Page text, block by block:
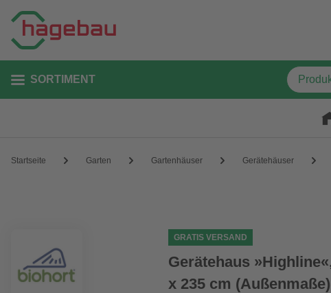
SORTIMENT
Startseite Garten Gartenhäuser Gerätehäuser
GRATIS VERSAND
Gerätehaus
x 235 cm (Außenmaße)